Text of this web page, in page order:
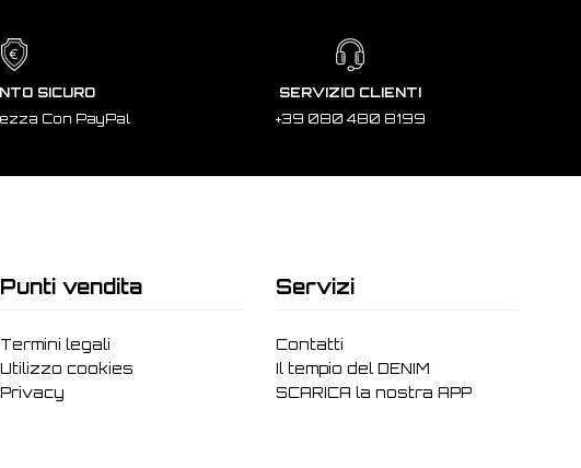
SICURO
Con PayPal
SERVIZIO CLIENTI
+39 080 480 8199
Punti vendita
Termini legali
Utilizzo cookies
Privacy
Servizi
Contatti
Il tempio del DENIM
SCARICA la nostra APP